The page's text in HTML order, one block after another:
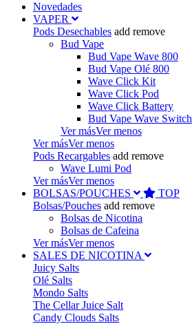
Novedades
VAPER
Pods Desechables add remove
Bud Vape
Bud Vape Wave 800
Bud Vape Olé 800
Wave Click Kit
Wave Click Pod
Wave Click Battery
Bud Vape Wave Switch
Ver másVer menos
Ver másVer menos
Pods Recargables add remove
Wave Lumi Pod
Ver másVer menos
BOLSAS/POUCHES
TOP
Bolsas/Pouches add remove
Bolsas de Nicotina
Bolsas de Cafeina
Ver másVer menos
SALES DE NICOTINA
Juicy Salts
Olé Salts
Mondo Salts
The Cellar Juice Salt
Candy Clouds Salts